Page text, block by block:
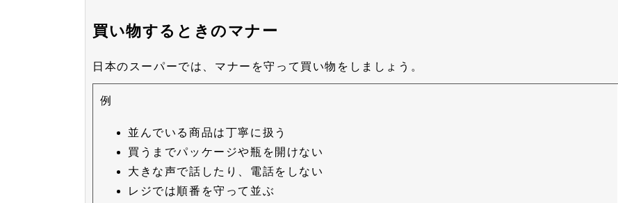
買い物するときのマナー
日本のスーパーでは、マナーを守って買い物をしましょう。
例
並んでいる商品は丁寧に扱う
買うまでパッケージや瓶を開けない
大きな声で話したり、電話をしない
レジでは順番を守って並ぶ